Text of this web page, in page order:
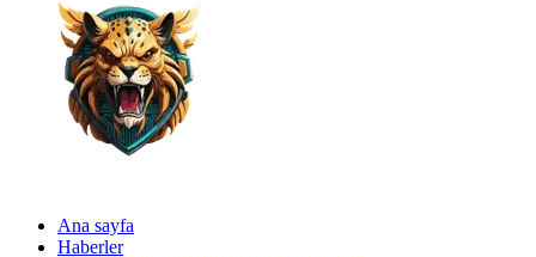
Ana sayfa
Haberler